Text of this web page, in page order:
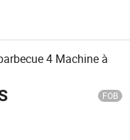
4 Machine à
FOB